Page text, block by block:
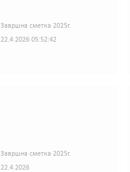
Завршна сметка 2025г.
22.4.2026 05:52:42
Завршна сметка 2025г.
22.4.2026